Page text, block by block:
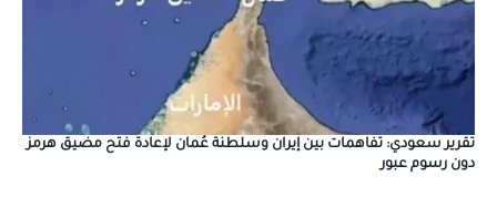
تقرير سعودي: تفاهمات بين إيران وسلطنة عُمان لإعادة فتح مضيق هرمز
دون رسوم عبور